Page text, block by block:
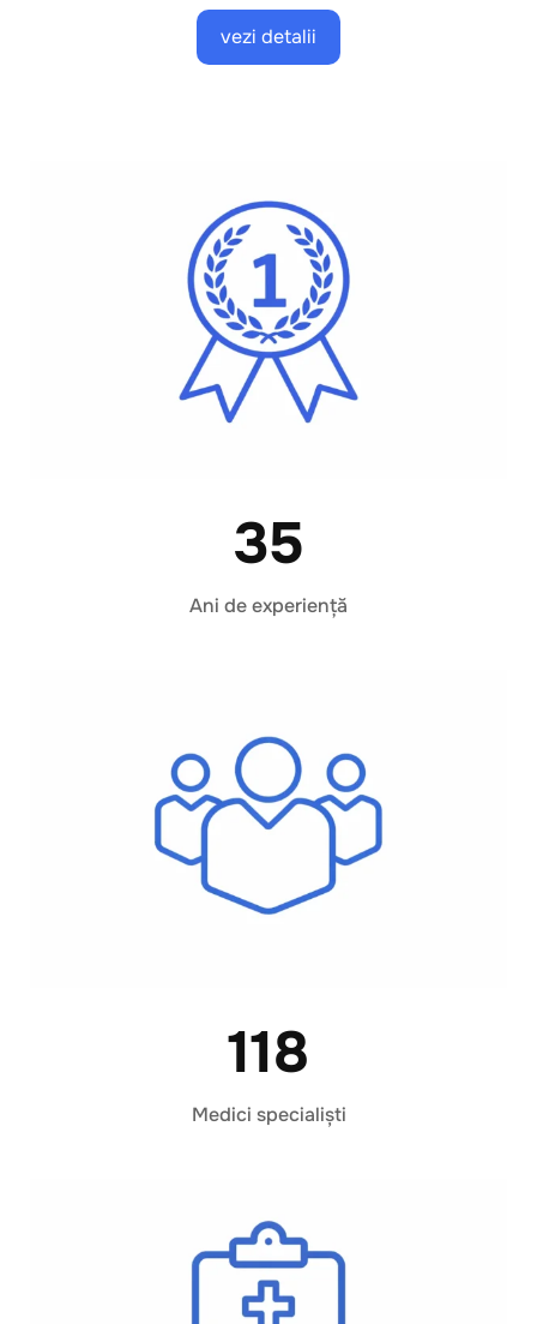
vezi detalii
35
Ani de experiență
118
Medici specialiști